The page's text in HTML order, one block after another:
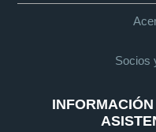
Socios